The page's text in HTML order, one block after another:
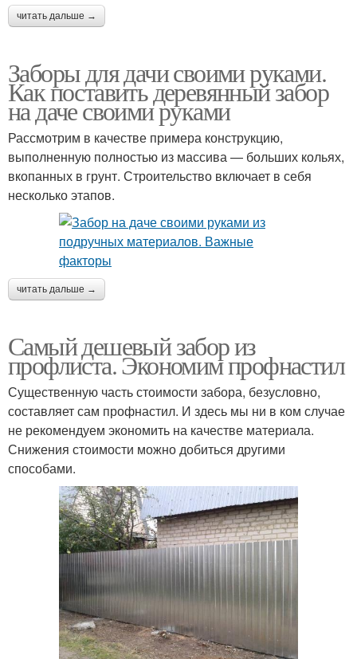
читать дальше →
Заборы для дачи своими руками.
Как поставить деревянный забор
на даче своими руками
Рассмотрим в качестве примера конструкцию,
выполненную полностью из массива — больших кольях,
вкопанных в грунт. Строительство включает в себя
несколько этапов.
читать дальше →
Самый дешевый забор из
профлиста. Экономим профнастил
Существенную часть стоимости забора, безусловно,
составляет сам профнастил. И здесь мы ни в ком случае
не рекомендуем экономить на качестве материала.
Снижения стоимости можно добиться другими
способами.